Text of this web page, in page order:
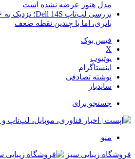
مدل هنوز عرضه نشده است
باتری، اما با چندین نقطه ضعف
فیس بوک
X
یوتیوب
اینستاگرام
نوشته تصادفی
سایدبار
جستجو برای
منو
فروشگاه زیبایی سبز